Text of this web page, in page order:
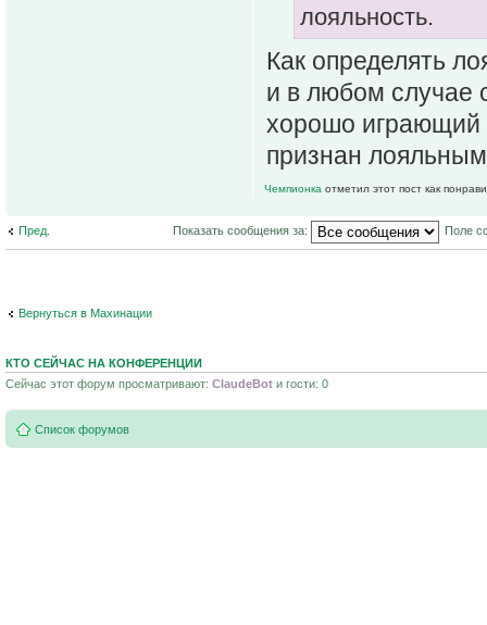
лояльность.
Как определять
и в любом случае
хорошо играющий
признан
Чемпионка отметил этот пост как
Пред. Показать сообщения за: Поле
Вернуться в Махинации
КТО СЕЙЧАС НА КОНФЕРЕНЦИИ
Сейчас этот форум просматривают: ClaudeBot и гости: 0
Список форумов